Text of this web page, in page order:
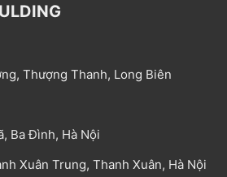
Thượng Thanh, Long Biên
Ba Đình, Hà Nội
Xuân Trung, Thanh Xuân, Hà Nội